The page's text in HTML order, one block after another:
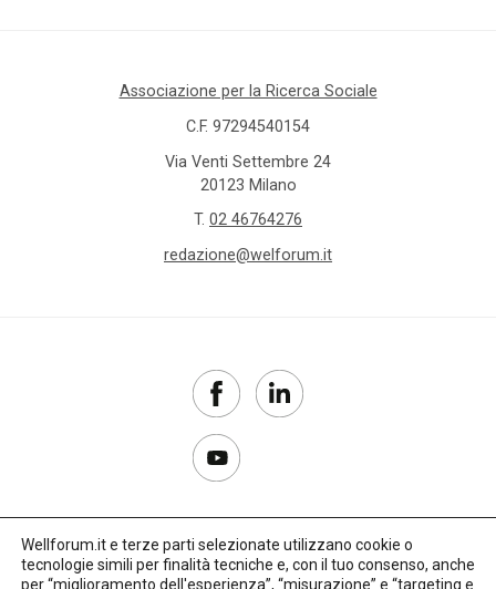
Associazione per la Ricerca Sociale
C.F. 97294540154
Via Venti Settembre 24
20123 Milano
T. 02 46764276
redazione@welforum.it
Copyright 2017–2026
Wellforum.it e terze parti selezionate utilizzano cookie o
tecnologie simili per finalità tecniche e, con il tuo consenso, anche
per “miglioramento dell'esperienza”, “misurazione” e “targeting e